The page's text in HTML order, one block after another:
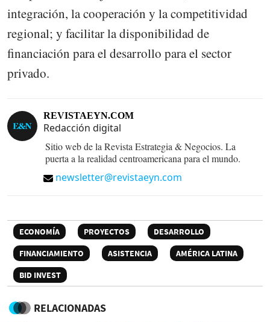
integración, la cooperación y la competitividad
regional; y facilitar la disponibilidad de
financiación para el desarrollo para el sector
privado.
REVISTAEYN.COM
Redacción digital
Sitio web de la Revista Estrategia & Negocios. La
puerta a la realidad centroamericana para el mundo.
newsletter@revistaeyn.com
ECONOMÍA PROYECTOS
DESARROLLO
FINANCIAMIENTO
ASISTENCIA
AMÉRICA LATINA
BID INVEST
RELACIONADAS